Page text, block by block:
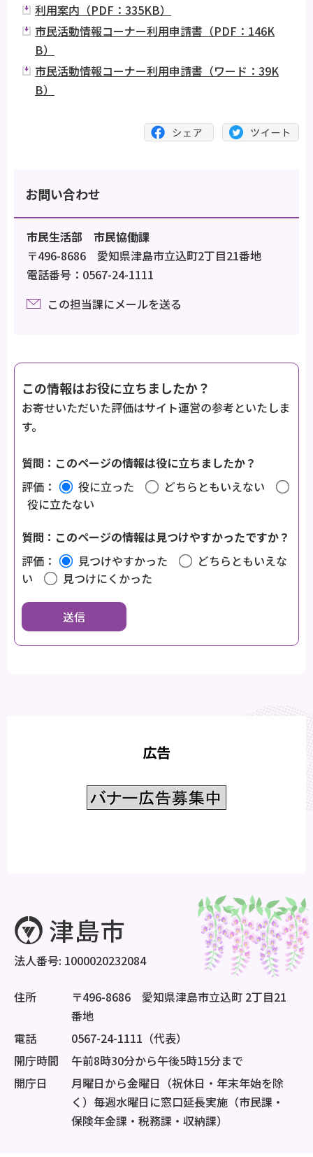
利用案内（PDF：335KB）
市民活動情報コーナー利用申請書（PDF：146K
B）
市民活動情報コーナー利用申請書（ワード：39K
B）
お問い合わせ
市民生活部 市民協働課
〒496-8686 愛知県津島市立込町2丁目21番地
電話番号：0567-24-1111
この担当課にメールを送る
この情報はお役に立ちましたか？
お寄せいただいた評価はサイト運営の参考といたしま
す。
質問：このページの情報は役に立ちましたか？
評価：
役に立った
どちらともいえない
役に立たない
質問：このページの情報は見つけやすかったですか？
評価：
見つけやすかった
どちらともいえな
い
見つけにくかった
広告
法人番号: 1000020232084
住所
〒496-8686 愛知県津島市立込町 2丁目21
番地
電話
0567-24-1111（代表）
開庁時間
午前8時30分から午後5時15分まで
開庁日
月曜日から金曜日（祝休日・年末年始を除
く）毎週水曜日に窓口延長実施（市民課・
保険年金課・税務課・収納課）